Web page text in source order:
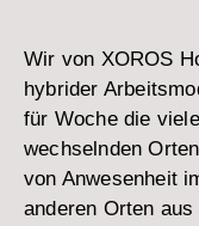
Wir von XOROS
hybrider
für Woche die
wechselnden
von Anwesenheit
anderen Orten